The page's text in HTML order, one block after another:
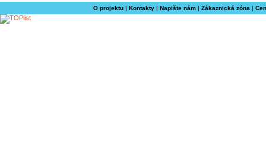
O projektu| Kontakty| Napište nám| Zákaznická zóna |